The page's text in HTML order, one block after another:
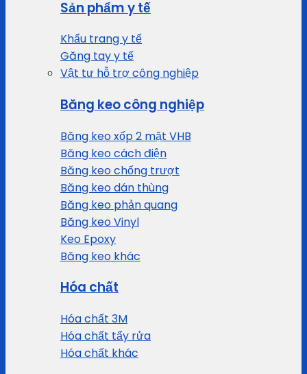
Sản phẩm y tế
Khẩu trang y tế
Găng tay y tế
Vật tư hỗ trợ công nghiệp
Băng keo công nghiệp
Băng keo xốp 2 mặt VHB
Băng keo cách điện
Băng keo chống trượt
Băng keo dán thùng
Băng keo phản quang
Băng keo Vinyl
Keo Epoxy
Băng keo khác
Hóa chất
Hóa chất 3M
Hóa chất tẩy rửa
Hóa chất khác